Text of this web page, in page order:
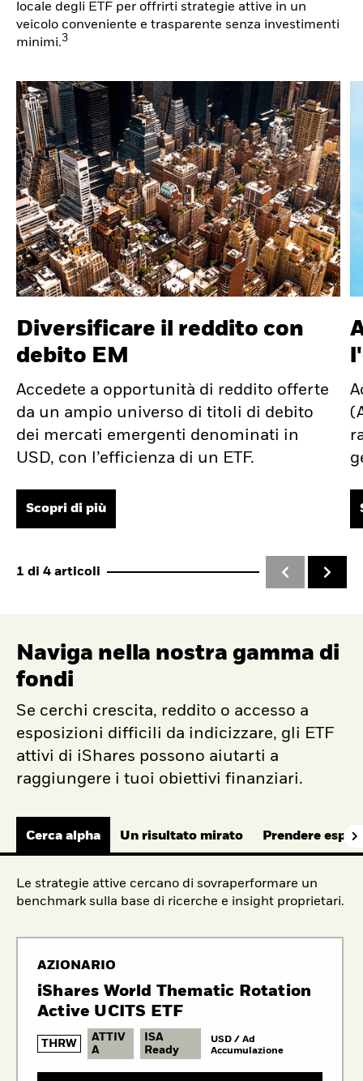
locale degli ETF per offrirti strategie attive in un
veicolo conveniente e trasparente senza investimenti
minimi.3
Diversificare il reddito con
debito EM
Accedete a opportunità di reddito offerte
da un ampio universo di titoli di debito
dei mercati emergenti denominati in
USD, con l’efficienza di un ETF.
Scopri di più
1 di 4 articoli
Naviga nella nostra gamma di
fondi
Se cerchi crescita, reddito o accesso a
esposizioni difficili da indicizzare, gli ETF
attivi di iShares possono aiutarti a
raggiungere i tuoi obiettivi finanziari.
Cerca alpha Un risultato mirato Prendere
Le strategie attive cercano di sovraperformare un
benchmark sulla base di ricerche e insight proprietari.
AZIONARIO
iShares World Thematic Rotation
Active UCITS ETF
THRW
ATTIV
A
ISA
Ready
USD / Ad
Accumulazione